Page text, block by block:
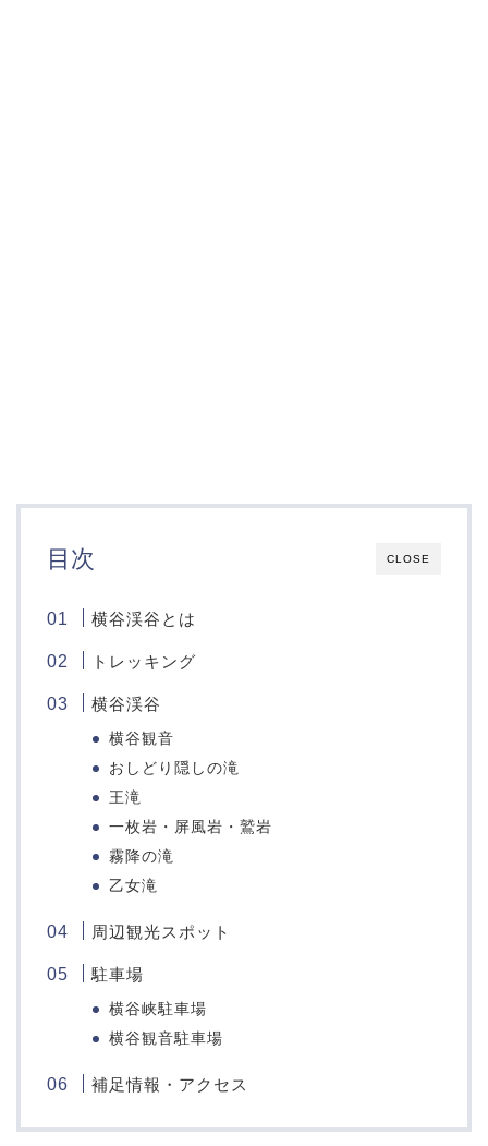
CLOSE
目次
横谷渓谷とは
トレッキング
横谷渓谷
横谷観音
おしどり隠しの滝
王滝
一枚岩・屏風岩・鷲岩
霧降の滝
乙女滝
周辺観光スポット
駐車場
横谷峡駐車場
横谷観音駐車場
補足情報・アクセス